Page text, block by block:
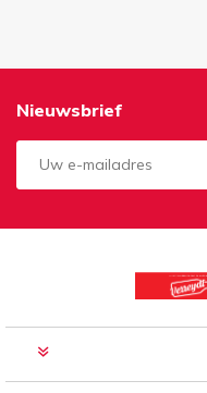
Nieuwsbrief